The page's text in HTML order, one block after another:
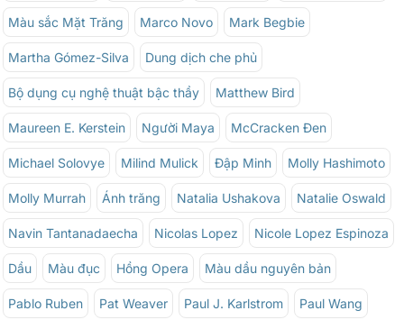
Màu sắc Mặt Trăng Marco Novo Mark Begbie
Martha Gómez-Silva Dung dịch che phủ
Bộ dụng cụ nghệ thuật bậc thầy Matthew Bird
Maureen E. Kerstein Người Maya McCracken Đen
Michael Solovye Milind Mulick Đập Minh Molly Hashimoto
Molly Murrah Ánh trăng Natalia Ushakova Natalie Oswald
Navin Tantanadaecha Nicolas Lopez Nicole Lopez Espinoza
Dầu Màu đục Hồng Opera Màu dầu nguyên bản
Pablo Ruben Pat Weaver Paul J. Karlstrom Paul Wang